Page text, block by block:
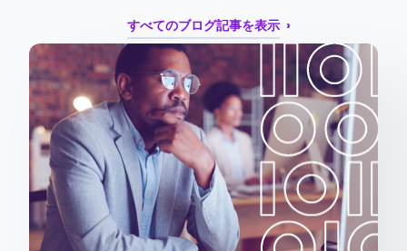
すべてのブログ記事を表示